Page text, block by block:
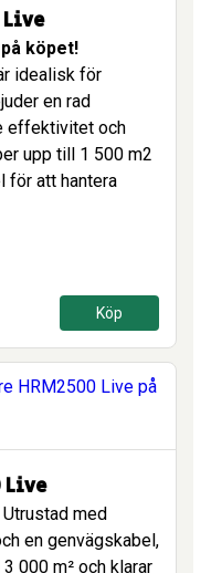
Live
köpet!
idealisk för
en rad
effektivitet och
upp till 1 500 m2
för att hantera
Köp
Live
med
en genvägskabel,
000 m² och klarar